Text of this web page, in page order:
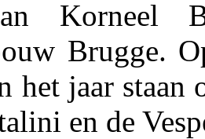
Korneel
Brugge.
het jaar staan
en de